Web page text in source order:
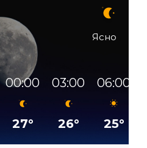
Ясно
00:00
27°
03:00
26°
06:00
25°